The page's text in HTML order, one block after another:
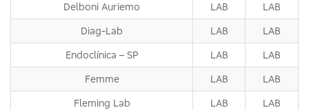
Delboni Auriemo LAB LAB
Diag-Lab LAB LAB
Endoclínica – SP LAB LAB
Femme LAB LAB
Fleming Lab LAB LAB